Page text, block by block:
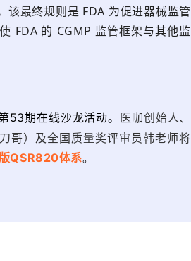
该最终规则是 FDA 为促进器械监管
FDA 的 CGMP 监管框架与其他监
53期在线沙龙活动。 医咖创始人、
哥）及全国质量奖评审员韩老师将
QSR820体系。